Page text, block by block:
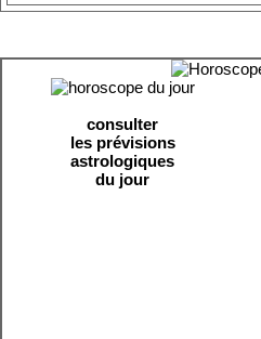
consulter
les prévisions
astrologiques
du jour